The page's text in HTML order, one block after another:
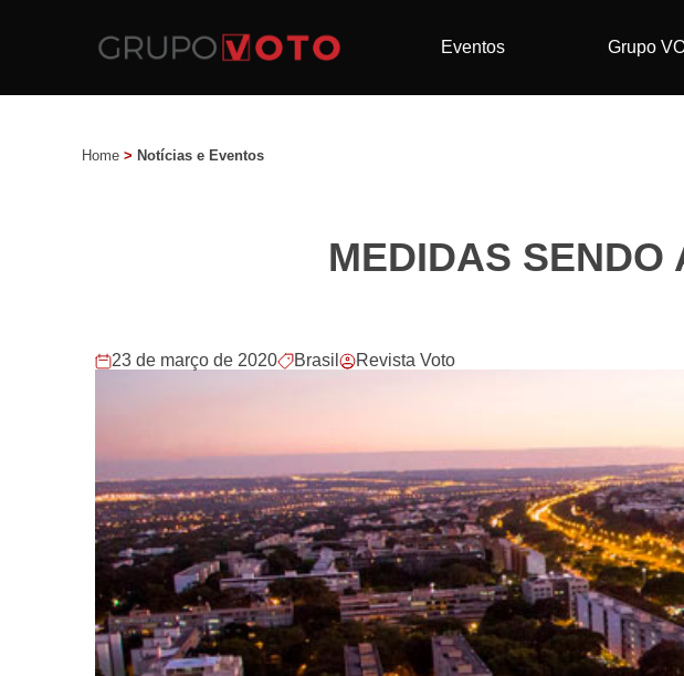
Eventos Grupo
Home > Notícias e Eventos
MEDIDAS
23 de março de 2020 Brasil Revista Voto